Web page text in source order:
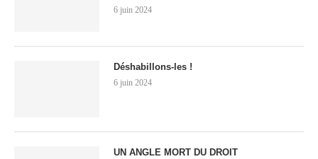
6 juin 2024
Déshabillons-les !
6 juin 2024
UN ANGLE MORT DU DROIT